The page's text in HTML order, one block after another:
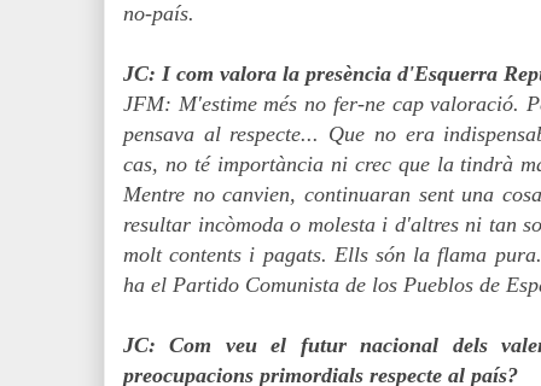
no-país.
JC: I com valora la presència d'Esquerra
JFM: M'estime més no fer-ne cap valoració.
pensava al respecte... Que no era
cas, no té importància ni crec que la tindrà
Mentre no canvien, continuaran sent una
resultar incòmoda o molesta i d'altres ni tan
molt contents i pagats. Ells són la flama
ha el Partido Comunista de los Pueblos de
JC: Com veu el futur nacional dels
preocupacions primordials respecte al país?